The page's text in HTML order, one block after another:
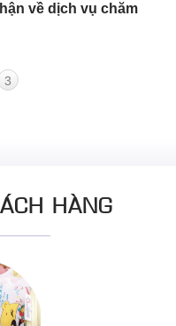
về dịch vụ chăm
3
HÀNG